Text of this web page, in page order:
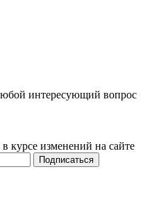
интересующий вопрос
курсе изменений на сайте
Подписаться